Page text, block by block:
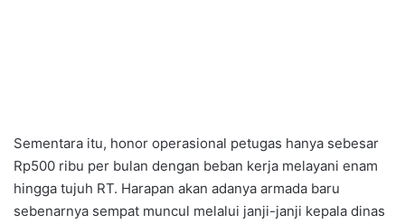
Sementara itu, honor operasional petugas hanya sebesar
Rp500 ribu per bulan dengan beban kerja melayani enam
hingga tujuh RT. Harapan akan adanya armada baru
sebenarnya sempat muncul melalui janji-janji kepala dinas